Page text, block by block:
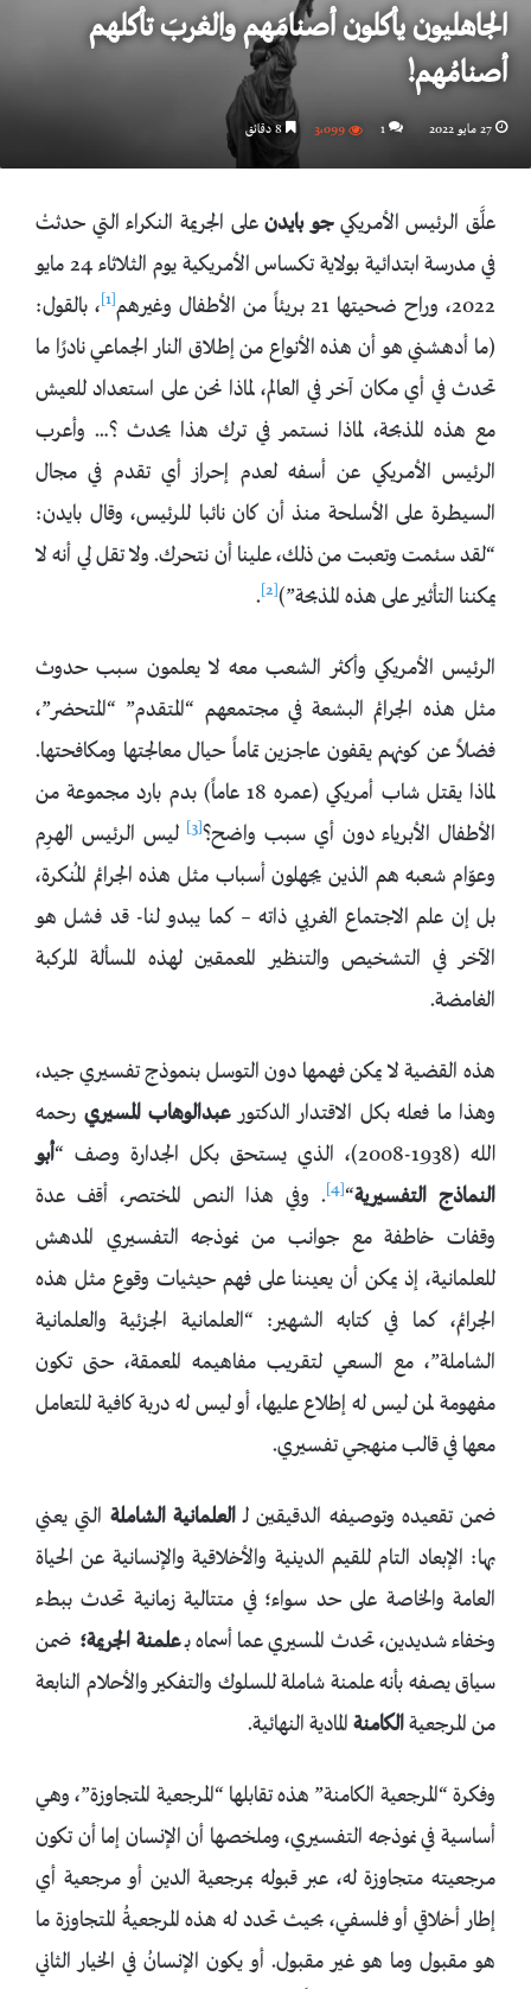
الجاهليون يأكلون أصنامَهم والغربَ تأكلهم
أصنامُهم!
27 مايو 2022 1 3٬099 8 دقائق
علَّق الرئيس الأمريكيجو بايدنعلى الجريمة النكراء التي حدثتْ
في مدرسة ابتدائية بولاية تكساس الأمريكية يوم الثلاثاء 24 مايو
2022، وراح ضحيتها 21 بريئاً من الأطفال وغيرهم
[1] ، بالقول:
(ما أدهشني هو أن هذه الأنواع من إطلاق النار الجماعي نادرًا ما
تحدث في أي مكان آخر في العالم، لماذا نحن على استعداد للعيش
مع هذه المذبحة، لماذا نستمر في ترك هذا يحدث ؟… وأعرب
الرئيس الأمريكي عن أسفه لعدم إحراز أي تقدم في مجال
السيطرة على الأسلحة منذ أن كان نائبا للرئيس، وقال بايدن:
“لقد سئمت وتعبت من ذلك، علينا أن نتحرك. ولا تقل لي أنه لا
يمكننا التأثير على هذه المذبحة”)[2]
.
الرئيس الأمريكي وأكثر الشعب معه لا يعلمون سبب حدوث
مثل هذه الجرائم البشعة في مجتمعهم “المتقدم” “المتحضر”،
فضلاً عن كونهم يقفون عاجزين تماماً حيال معالجتها ومكافحتها.
لماذا يقتل شاب أمريكي (عمره 18 عاماً) بدم بارد مجموعة من
الأطفال الأبرياء دون أي سبب واضح؟[3]
ليس الرئيس الهرِم
وعوّام شعبه هم الذين يجهلون أسباب مثل هذه الجرائم المُنكرة،
بل إن علم الاجتماع الغربي ذاته – كما يبدو لنا- قد فشل هو
الآخر في التشخيص والتنظير المعمقين لهذه المسألة المركبة
الغامضة.
هذه القضية لا يمكن فهمها دون التوسل بنموذج تفسيري جيد،
وهذا ما فعله بكل الاقتدار الدكتورعبدالوهاب المسيري رحمه
الله (1938-2008)، الذي يستحق بكل الجدارة وصف “
أبو
النماذج التفسيرية“
[4]
. وفي هذا النص المختصر، أقف عدة
وقفات خاطفة مع جوانب من نموذجه التفسيري المدهش
للعلمانية، إذ يمكن أن يعيننا على فهم حيثيات وقوع مثل هذه
الجرائم، كما في كتابه الشهير: “العلمانية الجزئية والعلمانية
الشاملة”، مع السعي لتقريب مفاهيمه المعمقة، حتى تكون
مفهومة لمن ليس له إطلاع عليها، أو ليس له دربة كافية للتعامل
معها في قالب منهجي تفسيري.
ضمن تقعيده وتوصيفه الدقيقين لـالعلمانية الشاملة التي يعني
بها: الإبعاد التام للقيم الدينية والأخلاقية والإنسانية عن الحياة
العامة والخاصة على حد سواء؛ في متتالية زمانية تحدث ببطء
وخفاء شديدين، تحدث المسيري عما أسماه بـعلمنة الجريمة؛ضمن
سياق يصفه بأنه علمنة شاملة للسلوك والتفكير والأحلام النابعة
من المرجعيةالكامنة المادية النهائية.
وفكرة “المرجعية الكامنة” هذه تقابلها “المرجعية المتجاوزة”، وهي
أساسية في نموذجه التفسيري، وملخصها أن الإنسان إما أن تكون
مرجعيته متجاوزة له، عبر قبوله بمرجعية الدين أو مرجعية أي
إطار أخلاقي أو فلسفي، بحيث تحدد له هذه المرجعيةُ المتجاوزة ما
هو مقبول وما هو غير مقبول. أو يكون الإنسانُ في الخيار الثاني